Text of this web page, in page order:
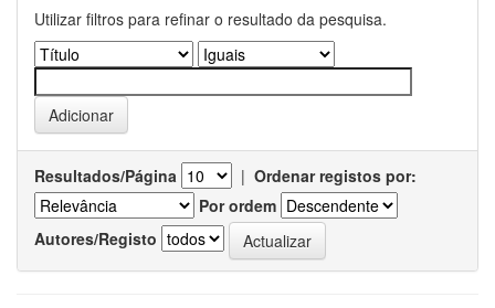
Utilizar filtros para refinar o resultado da pesquisa.
Resultados/Página | Ordenar registos por:
Por ordem
Autores/Registo